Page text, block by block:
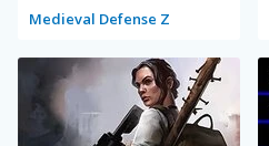
Medieval Defense Z